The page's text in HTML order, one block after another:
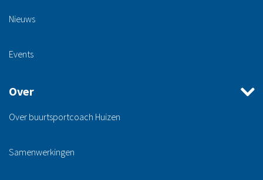
Nieuws
Events
Over
Over buurtsportcoach Huizen
Samenwerkingen